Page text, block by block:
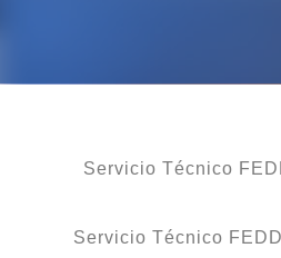
Servicio Técnico
Servicio Técnico